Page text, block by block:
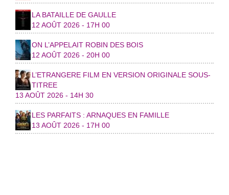
LA BATAILLE DE GAULLE
12 AOÛT 2026 - 17H 00
ON L’APPELAIT ROBIN DES BOIS
12 AOÛT 2026 - 20H 00
L’ETRANGERE FILM EN VERSION ORIGINALE SOUS-
TITREE
13 AOÛT 2026 - 14H 30
LES PARFAITS : ARNAQUES EN FAMILLE
13 AOÛT 2026 - 17H 00